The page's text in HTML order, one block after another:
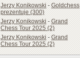
Jerzy Konikowski-Goldchess
prezentuje (300)
Jerzy Konikowski-Grand
Chess Tour 2025 (2)
Jerzy Konikowski-Grand
Chess Tour 2025 (2)